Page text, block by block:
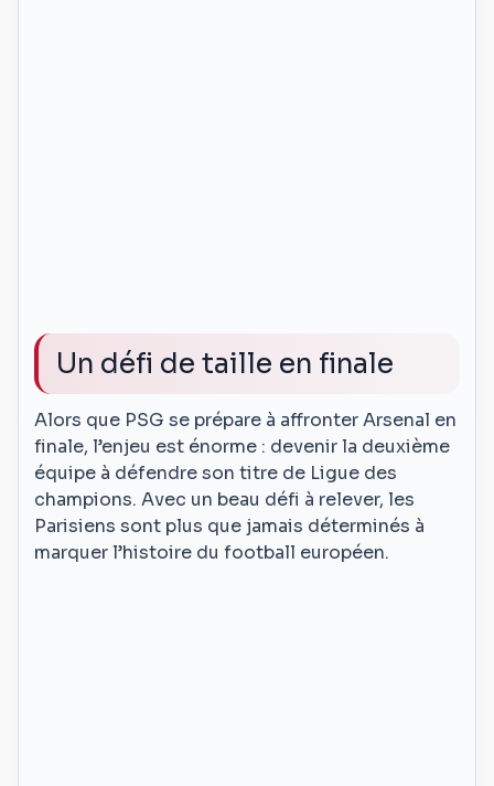
Un défi de taille en finale
Alors que PSG se prépare à affronter Arsenal en
finale, l’enjeu est énorme : devenir la deuxième
équipe à défendre son titre de Ligue des
champions. Avec un beau défi à relever, les
Parisiens sont plus que jamais déterminés à
marquer l’histoire du football européen.